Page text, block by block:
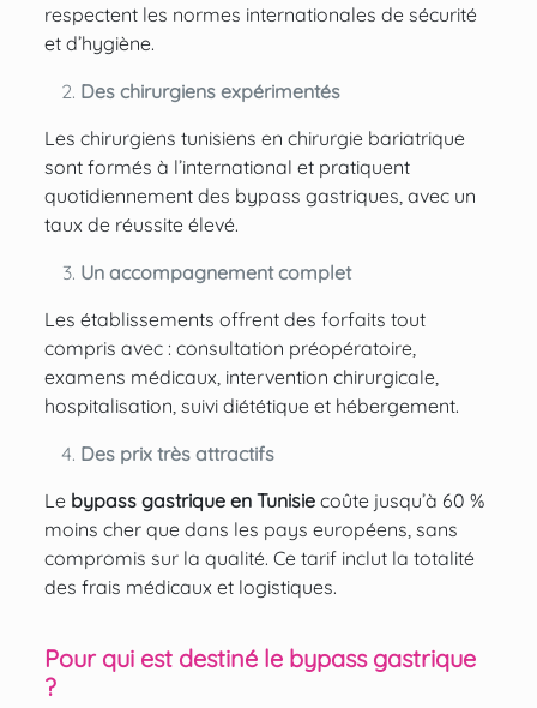
respectent les normes internationales de sécurité
et d’hygiène.
Des chirurgiens expérimentés
Les chirurgiens tunisiens en chirurgie bariatrique
sont formés à l’international et pratiquent
quotidiennement des bypass gastriques, avec un
taux de réussite élevé.
Un accompagnement complet
Les établissements offrent des forfaits tout
compris avec : consultation préopératoire,
examens médicaux, intervention chirurgicale,
hospitalisation, suivi diététique et hébergement.
Des prix très attractifs
Le bypass gastrique en Tunisiecoûte jusqu’à 60 %
moins cher que dans les pays européens, sans
compromis sur la qualité. Ce tarif inclut la totalité
des frais médicaux et logistiques.
Pour qui est destiné le bypass gastrique
?